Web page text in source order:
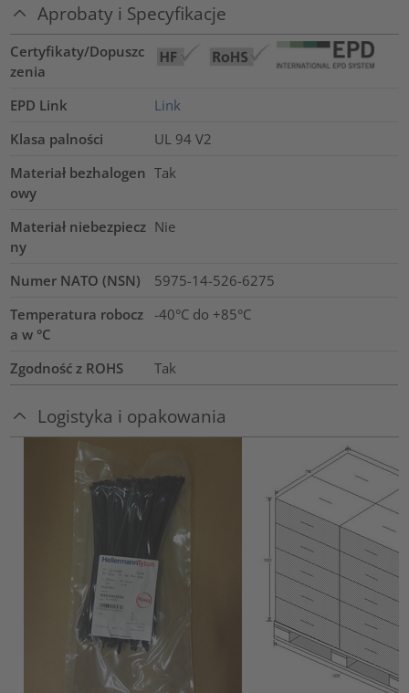
Aprobaty i Specyfikacje
Certyfikaty/Dopuszc
zenia
EPD Link
Link
Klasa palności
UL 94 V2
Materiał bezhalogen
owy
Tak
Materiał niebezpiecz
ny
Nie
Numer NATO (NSN)
5975-14-526-6275
Temperatura robocz
a w °C
-40°C do +85°C
Zgodność z ROHS Tak
Logistyka i opakowania